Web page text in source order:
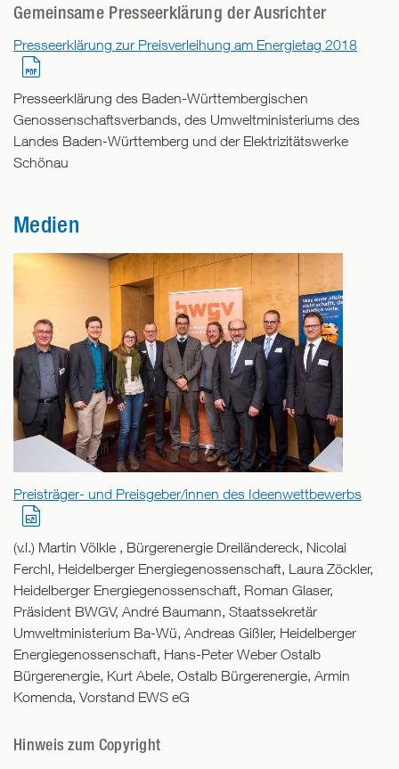
Gemeinsame Presseerklärung der Ausrichter
Presseerklärung zur Preisverleihung am Energietag 2018
Presseerklärung des Baden-Württembergischen
Genossenschaftsverbands, des Umweltministeriums des
Landes Baden-Württemberg und der Elektrizitätswerke
Schönau
Medien
Preisträger- und Preisgeber/innen des Ideenwettbewerbs
(v.l.) Martin Völkle , Bürgerenergie Dreiländereck, Nicolai
Ferchl, Heidelberger Energiegenossenschaft, Laura Zöckler,
Heidelberger Energiegenossenschaft, Roman Glaser,
Präsident BWGV, André Baumann, Staatssekretär
Umweltministerium Ba-Wü, Andreas Gißler, Heidelberger
Energiegenossenschaft, Hans-Peter Weber Ostalb
Bürgerenergie, Kurt Abele, Ostalb Bürgerenergie, Armin
Komenda, Vorstand EWS eG
Hinweis zum Copyright